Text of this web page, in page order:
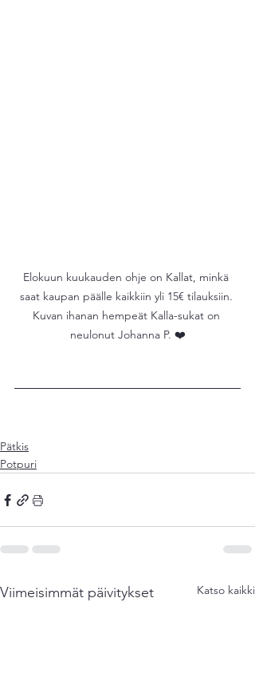
Elokuun kuukauden ohje on Kallat, minkä
saat kaupan päälle kaikkiin yli 15€ tilauksiin.
Kuvan ihanan hempeät Kalla-sukat on
neulonut Johanna P. ❤️
Pätkis
Potpuri
Viimeisimmät päivitykset Katso kaikki